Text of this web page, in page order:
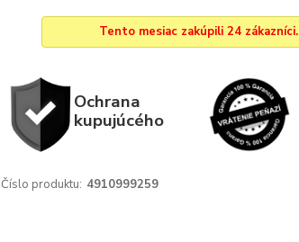
Tento mesiac zakúpili 24 zákazníci.
Ochrana
kupujúcého
Číslo produktu: 4910999259